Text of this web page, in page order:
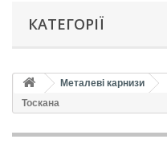
КАТЕГОРІЇ
Металеві карнизи
Тоскана